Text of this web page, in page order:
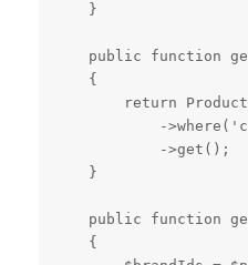
    }
public function
    {
return
-
            ->get();
    }
public function
    {